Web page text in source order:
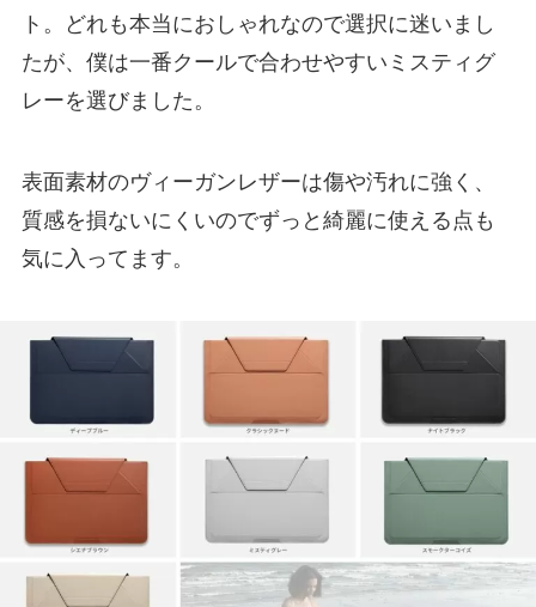
ト。どれも本当におしゃれなので選択に迷いまし
たが、僕は一番クールで合わせやすいミスティグ
レーを選びました。
表面素材のヴィーガンレザーは傷や汚れに強く、
質感を損ないにくいのでずっと綺麗に使える点も
気に入ってます。